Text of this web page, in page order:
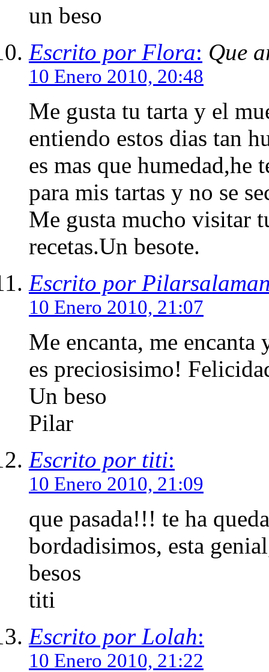
un beso
Escrito por Flora: Que
10 Enero 2010, 20:48
Me gusta tu tarta y el
entiendo estos dias tan
es mas que humedad,he
para mis tartas y no se
Me gusta mucho visitar
recetas.Un besote.
Escrito por
10 Enero 2010, 21:07
Me encanta, me
es preciosisimo!
Un beso
Pilar
Escrito por titi:
10 Enero 2010, 21:09
que pasada!!! te ha
bordadisimos, esta
besos
titi
Escrito por Lolah:
10 Enero 2010, 21:22